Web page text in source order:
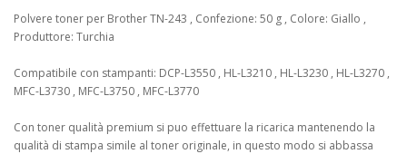
Polvere toner per Brother TN-243 , Confezione: 50 g , Colore: Giallo ,
Produttore: Turchia
Compatibile con stampanti: DCP-L3550 , HL-L3210 , HL-L3230 , HL-L3270 ,
MFC-L3730 , MFC-L3750 , MFC-L3770
Con toner qualità premium si puo effettuare la ricarica mantenendo la
qualità di stampa simile al toner originale, in questo modo si abbassa